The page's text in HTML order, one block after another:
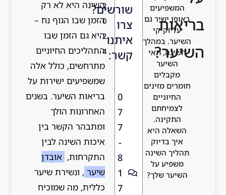
בריאות
השיער?
המשפיעים
באופן ישיר גם
על זקיקי
השיער. במהלך
השינה, תאי
השיער
מקבלים
חומרים מזינים
החיוניים
לצמיחתם
התקינה.
השאלה היא
איך בדיוק
תהליך השינה
משפיע על
השיער שלך?
שורשים?
צרו
איתנו
קשר:
0
7
7
-
8
1
7
2
0
2
4
השינה היא לא רק
הזמן שבו הגוף נח –
היא גם הזמן שבו
התהליכים החיוניים
מתרחשים, כולל אלה
שמשפיעים ישירות על
בריאות השיער. בשנים
האחרונות הולך
ומתבהר הקשר בין
איכות השינה לבין
התקרחות, אובדן
שיער , ונשירת שיער
כללית, מה שמוכיח